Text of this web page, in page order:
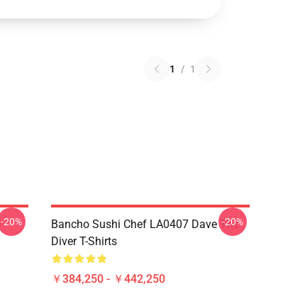
1 / 1
-20%
Bancho Sushi Chef LA0407 Dave The
Diver T-Shirts
￥384,250 - ￥442,250
-20%